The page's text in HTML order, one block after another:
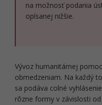
na možnosť podania
opísanej nižšie.
Vývoz humanitárnej
obmedzeniam. Na každý
sa podáva colné
rôzne formy v závislosti